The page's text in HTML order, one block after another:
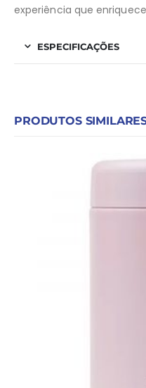
experiência que
ESPECIFICAÇÕES
PRODUTOS